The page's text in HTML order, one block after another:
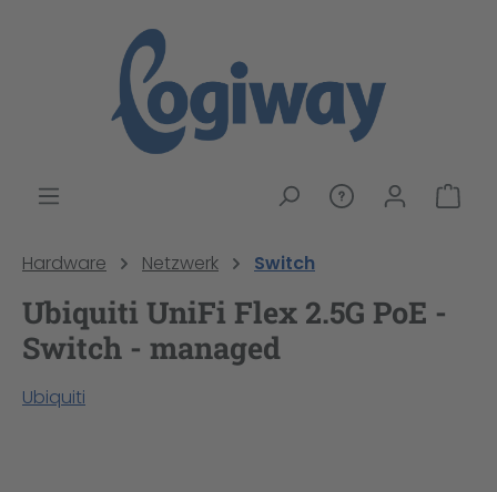
Hardware Netzwerk Switch
Ubiquiti UniFi Flex 2.5G PoE -
Switch - managed
Ubiquiti